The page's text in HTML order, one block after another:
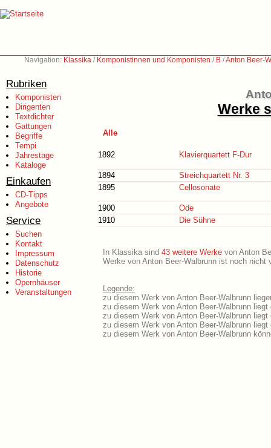
Navigation: Klassika / Komponistinnen und Komponisten / B /Anton Beer-
Rubriken
Komponisten
Dirigenten
Textdichter
Gattungen
Begriffe
Tempi
Jahrestage
Kataloge
Einkaufen
CD-Tipps
Angebote
Service
Suchen
Kontakt
Impressum
Datenschutz
Historie
Opernhäuser
Veranstaltungen
Werke
Alle
1892 Klavierquartett F-Dur
1894
Streichquartett Nr. 3
1895
Cellosonate
1900
Ode
1910
Die Sühne
In Klassika sind 43 weitere Werke von Anton
Werke von Anton Beer-Walbrunn ist noch
Legende:
zu diesem Werk von Anton Beer-Walbrunn
zu diesem Werk von Anton Beer-Walbrunn
zu diesem Werk von Anton Beer-Walbrunn
zu diesem Werk von Anton Beer-Walbrunn
zu diesem Werk von Anton Beer-Walbrunn